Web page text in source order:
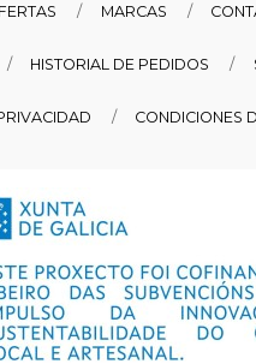
MARCAS
HISTORIAL DE PEDIDOS
CONDICIONES